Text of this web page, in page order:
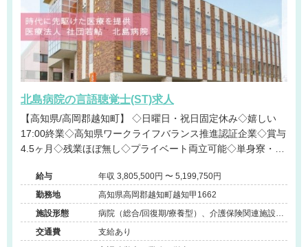
北島病院の言語聴覚士(ST)求人
【高知県/高岡郡越知町】 ◇日曜日・祝日固定休み◇嬉しい
17:00終業◇高知県ワークライフバランス推進認証企業◇賞与
4.5ヶ月◇残業ほぼ無し◇プライベート両立可能◇単身寮・託
給与
年収 3,805,500円 〜 5,199,750円
勤務地
高知県高岡郡越知町越知甲1662
施設形態
病院（総合/回復期/療養型）、介護保険関連施設
（訪問看護・リハ）
交通費
支給あり